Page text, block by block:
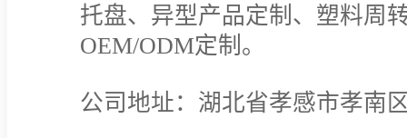
托盘、异型产品定制、塑料周
OEM/ODM定制。
公司地址：湖北省孝感市孝南